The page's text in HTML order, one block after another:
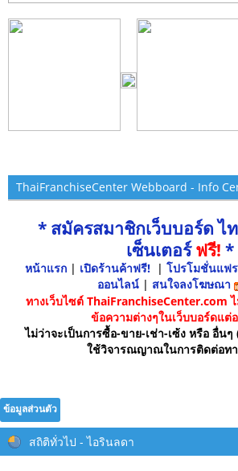
ThaiFranchiseCenter Webboard - Info
* สมัครสมาชิกเว็บบอร์ด ไ
เซ็นเตอร์ฟรี! *
หน้าแรก | เปิดร้านค้าฟรี! | โปรโมชั่นแฟ
ออนไลน์ | สนใจลงโฆษณา
ทางเว็บไซต์ ThaiFranchiseCenter.com
ข้อความต่างๆในเว็บบอร์ดแต่
ไม่ว่าจะเป็นการซื้อ-ขาย-เช่า-เซ้ง หรือ อื่น
ใช้วิจารณญาณในการติดต่อทา
ข้อมูลส่วนตัว
สถิติทั่วไป - ไอรินลดา